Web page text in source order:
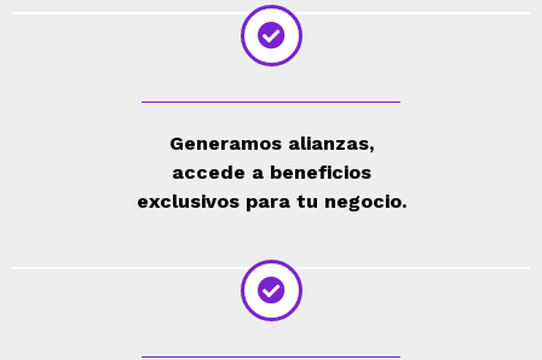
Generamos alianzas,
accede a beneficios
exclusivos para tu negocio.